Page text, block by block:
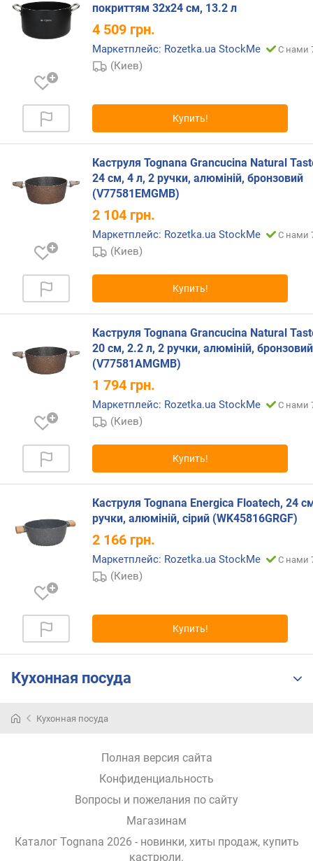
т
ш
в
о
р
м
т
д
о
г
к
д
е
е
м
п
т
ы
д
в
покриттям 32х24 см, 13.2 л
4 509 грн.
Маркетплейс: Rozetka.ua StockMe С нами
(Киев)
Купить!
Каструля Tognana Grancucina Natural
24 см, 4 л, 2 ручки, алюміній, бронзовий
(V77581EMGMB)
2 104 грн.
Маркетплейс: Rozetka.ua StockMe С нами
(Киев)
Купить!
Каструля Tognana Grancucina Natural
20 см, 2.2 л, 2 ручки, алюміній, бронзовий
(V77581AMGMB)
1 794 грн.
Маркетплейс: Rozetka.ua StockMe С нами
(Киев)
Купить!
Каструля Tognana Energica Floatech, 24
ручки, алюміній, сірий (WK45816GRGF)
2 166 грн.
Маркетплейс: Rozetka.ua StockMe С нами
(Киев)
Купить!
Кухонная посуда
Кухонная посуда
Полная версия сайта
Конфиденциальность
Вопросы и пожелания по сайту
Магазинам
Каталог Tognana 2026 - новинки, хиты продаж, купить
кастрюли.